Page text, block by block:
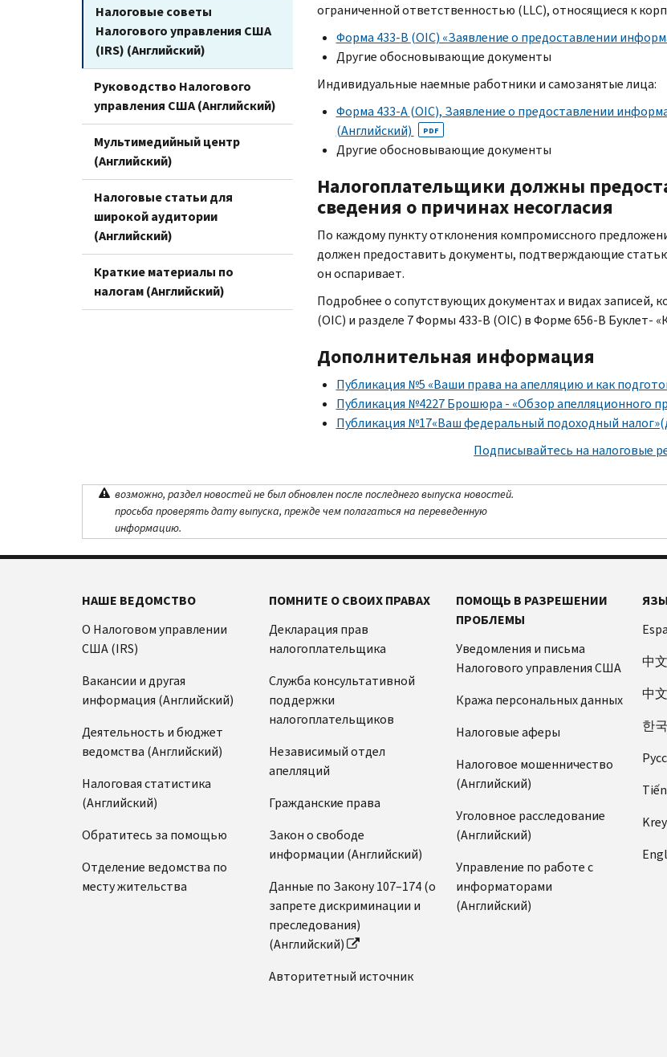
Налоговые советы
Налогового управления США
(IRS) (Английский)
Руководство Налогового
управления США (Английский)
Мультимедийный центр
(Английский)
Налоговые статьи для
широкой аудитории
(Английский)
Краткие материалы по
налогам (Английский)
ограниченной ответственностью (LLC), относящиеся к
Форма 433-B (OIC) «Заявление о предоставлении
Другие обосновывающие документы
Индивидуальные наемные работники и самозанятые лица:
Форма 433-A(OIC), Заявление о предоставлении
(Английский)
PDF
Другие обосновывающие документы
Налогоплательщики должны
сведения о причинах несогласия
По каждому пункту отклонения компромиссного
должен предоставить документы, подтверждающие
он оспаривает.
Подробнее о сопутствующих документах и видах записей,
(OIC) и разделе 7 Формы 433-B (OIC) в Форме 656-B Буклет-
Дополнительная информация
Публикация №5 «Ваши права на апелляцию и как
Публикация №4227 Брошюра - «Обзор апелляционного
Публикация №17«Ваш федеральный подоходный
Подписывайтесь на налоговые
возможно, раздел новостей не был обновлен после последнего выпуска новостей.
просьба проверять дату выпуска, прежде чем полагаться на переведенную
информацию.
НАШЕ ВЕДОМСТВО
О Налоговом управлении
США (IRS)
Вакансии и другая
информация (Английский)
Деятельность и бюджет
ведомства (Английский)
Налоговая статистика
(Английский)
Обратитесь за помощью
Отделение ведомства по
месту жительства
ПОМНИТЕ О СВОИХ ПРАВАХ
Декларация прав
налогоплательщика
Служба консультативной
поддержки
налогоплательщиков
Независимый отдел
апелляций
Гражданские права
Закон о свободе
информации (Английский)
Данные по Закону 107–174 (о
запрете дискриминации и
преследования)
(Английский)
Авторитетный источник
ПОМОЩЬ В РАЗРЕШЕНИИ
ПРОБЛЕМЫ
Уведомления и письма
Налогового управления США
Кража персональных данных
Налоговые аферы
Налоговое мошенничество
(Английский)
Уголовное расследование
(Английский)
Управление по работе с
информаторами
(Английский)
中
中
한